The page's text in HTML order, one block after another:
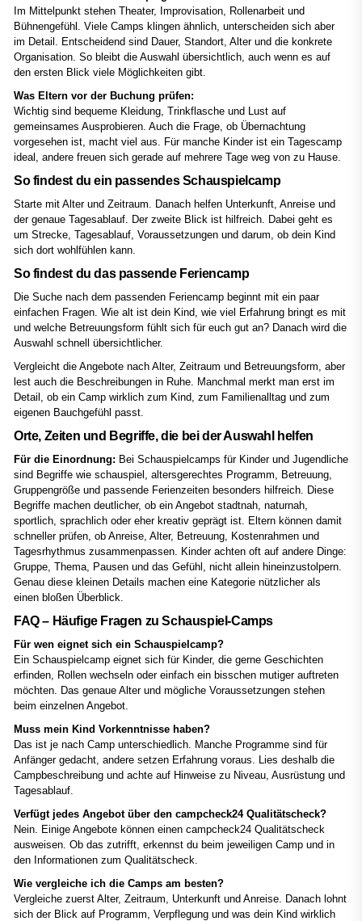
Im Mittelpunkt stehen Theater, Improvisation, Rollenarbeit und
Bühnengefühl. Viele Camps klingen ähnlich, unterscheiden sich aber
im Detail. Entscheidend sind Dauer, Standort, Alter und die konkrete
Organisation. So bleibt die Auswahl übersichtlich, auch wenn es auf
den ersten Blick viele Möglichkeiten gibt.
Was Eltern vor der Buchung prüfen:
Wichtig sind bequeme Kleidung, Trinkflasche und Lust auf
gemeinsames Ausprobieren. Auch die Frage, ob Übernachtung
vorgesehen ist, macht viel aus. Für manche Kinder ist ein Tagescamp
ideal, andere freuen sich gerade auf mehrere Tage weg von zu Hause.
So findest du ein passendes Schauspielcamp
Starte mit Alter und Zeitraum. Danach helfen Unterkunft, Anreise und
der genaue Tagesablauf. Der zweite Blick ist hilfreich. Dabei geht es
um Strecke, Tagesablauf, Voraussetzungen und darum, ob dein Kind
sich dort wohlfühlen kann.
So findest du das passende Feriencamp
Die Suche nach dem passenden Feriencamp beginnt mit ein paar
einfachen Fragen. Wie alt ist dein Kind, wie viel Erfahrung bringt es mit
und welche Betreuungsform fühlt sich für euch gut an? Danach wird die
Auswahl schnell übersichtlicher.
Vergleicht die Angebote nach Alter, Zeitraum und Betreuungsform, aber
lest auch die Beschreibungen in Ruhe. Manchmal merkt man erst im
Detail, ob ein Camp wirklich zum Kind, zum Familienalltag und zum
eigenen Bauchgefühl passt.
Orte, Zeiten und Begriffe, die bei der Auswahl helfen
Für die Einordnung: Bei Schauspielcamps für Kinder und Jugendliche
sind Begriffe wie schauspiel, altersgerechtes Programm, Betreuung,
Gruppengröße und passende Ferienzeiten besonders hilfreich. Diese
Begriffe machen deutlicher, ob ein Angebot stadtnah, naturnah,
sportlich, sprachlich oder eher kreativ geprägt ist. Eltern können damit
schneller prüfen, ob Anreise, Alter, Betreuung, Kostenrahmen und
Tagesrhythmus zusammenpassen. Kinder achten oft auf andere Dinge:
Gruppe, Thema, Pausen und das Gefühl, nicht allein hineinzustolpern.
Genau diese kleinen Details machen eine Kategorie nützlicher als
einen bloßen Überblick.
FAQ – Häufige Fragen zu Schauspiel-Camps
Für wen eignet sich ein Schauspielcamp?
Ein Schauspielcamp eignet sich für Kinder, die gerne Geschichten
erfinden, Rollen wechseln oder einfach ein bisschen mutiger auftreten
möchten. Das genaue Alter und mögliche Voraussetzungen stehen
beim einzelnen Angebot.
Muss mein Kind Vorkenntnisse haben?
Das ist je nach Camp unterschiedlich. Manche Programme sind für
Anfänger gedacht, andere setzen Erfahrung voraus. Lies deshalb die
Campbeschreibung und achte auf Hinweise zu Niveau, Ausrüstung und
Tagesablauf.
Verfügt jedes Angebot über den campcheck24 Qualitätscheck?
Nein. Einige Angebote können einen campcheck24 Qualitätscheck
ausweisen. Ob das zutrifft, erkennst du beim jeweiligen Camp und in
den Informationen zum Qualitätscheck.
Wie vergleiche ich die Camps am besten?
Vergleiche zuerst Alter, Zeitraum, Unterkunft und Anreise. Danach lohnt
sich der Blick auf Programm, Verpflegung und was dein Kind wirklich